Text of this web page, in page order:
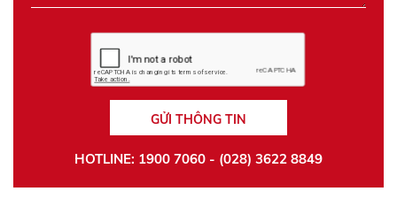
GỬI THÔNG TIN
HOTLINE: 1900 7060 - (028) 3622 8849